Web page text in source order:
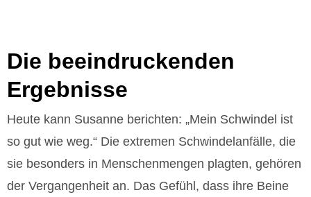
Die beeindruckenden
Ergebnisse
Heute kann Susanne berichten: „Mein Schwindel ist
so gut wie weg.“ Die extremen Schwindelanfälle, die
sie besonders in Menschenmengen plagten, gehören
der Vergangenheit an. Das Gefühl, dass ihre Beine